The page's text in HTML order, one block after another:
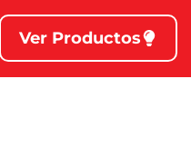
Ver Productos